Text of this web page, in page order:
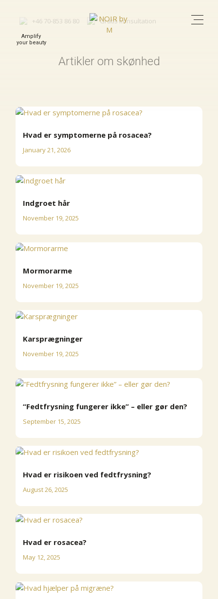
Amplify
your beauty
+46 70-853 86 80 Gratis konsultation
Artikler om skønhed
Hvad er symptomerne på rosacea?
January 21, 2026
Indgroet hår
November 19, 2025
Mormorarme
November 19, 2025
Karsprægninger
November 19, 2025
“Fedtfrysning fungerer ikke” – eller gør den?
September 15, 2025
Hvad er risikoen ved fedtfrysning?
August 26, 2025
Hvad er rosacea?
May 12, 2025